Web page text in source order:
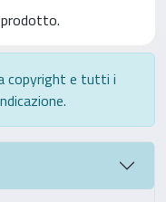
copyright e tutti i